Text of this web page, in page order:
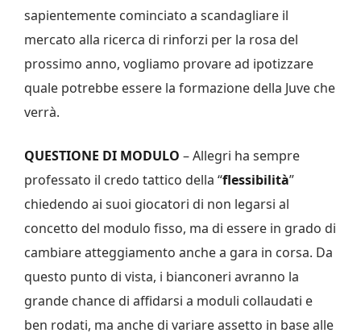
sapientemente cominciato a scandagliare il
mercato alla ricerca di rinforzi per la rosa del
prossimo anno, vogliamo provare ad ipotizzare
quale potrebbe essere la formazione della Juve che
verrà.
QUESTIONE DI MODULO – Allegri ha sempre
professato il credo tattico della “flessibilità”
chiedendo ai suoi giocatori di non legarsi al
concetto del modulo fisso, ma di essere in grado di
cambiare atteggiamento anche a gara in corsa. Da
questo punto di vista, i bianconeri avranno la
grande chance di affidarsi a moduli collaudati e
ben rodati, ma anche di variare assetto in base alle